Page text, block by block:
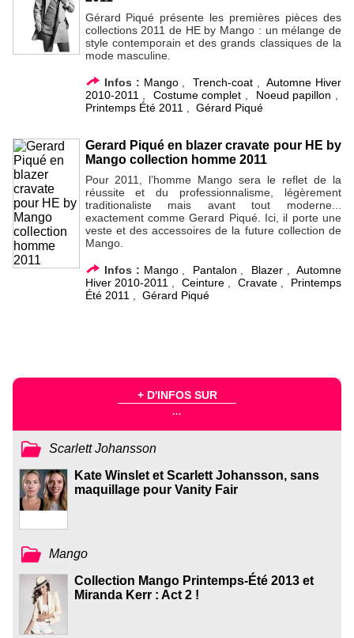
Gérard Piqué présente les premières pièces des
collections 2011 de HE by Mango : un mélange de
style contemporain et des grands classiques de la
mode masculine.
Infos : Mango, Trench-coat ,Automne Hiver
2010-2011
Costume complet Noeud papillon
Printemps Été 2011
Gérard Piqué
Gerard Piqué en blazer cravate pour HE by
Mango collection homme 2011
Pour 2011, l’homme Mango sera le reflet de la
réussite et du professionnalisme, légèrement
traditionaliste mais avant tout moderne...
exactement comme Gerard Piqué. Ici, il porte une
veste et des accessoires de la future collection de
Mango.
Infos : Mango, Pantalon , Blazer,Automne
Hiver 2010-2011, Ceinture, Cravate, Printemps
Été 2011, Gérard Piqué
+ D'INFOS SUR
...
Scarlett Johansson
Kate Winslet et Scarlett Johansson, sans
maquillage pour Vanity Fair
Mango
Collection Mango Printemps-Été 2013 et
Miranda Kerr : Act 2 !